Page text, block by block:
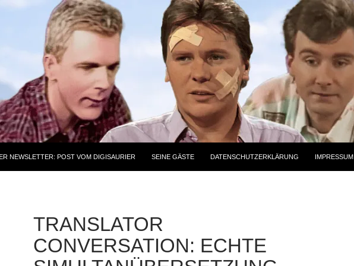
NEWSLETTER: POST VOM DIGISAURIER SEINE GÄSTE DATENSCHUTZERKLÄRUNG IMPRESSUM
TRANSLATOR
CONVERSATION: ECHTE